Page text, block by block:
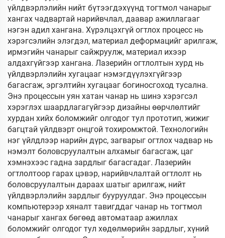
үйлдвэрлэлийн нийт бүтээгдэхүүнд тогтмол чанарыг
хангах чадвартай нарийвчлал, даавар ажиллагааг
нэгэн адил хангана. Хүрэлцэхгүй огтлох процесс нь
хэрэгсэлийн элэгдэл, материал деформацийг арилгаж,
ирмэгийн чанарыг сайжруулж, материал ихээр
алдахгүйгээр хангана. Лазерийн огтлолтын хурд нь
үйлдвэрлэлийн хугацааг нэмэгдүүлэхгүйгээр
багасгаж, эргэлтийн хугацааг богиносгоход тусална.
Энэ процессын уян хатан чанар нь шинэ хэрэгсэл
хэрэглэх шаардлагагүйгээр дизайны өөрчлөлтийг
хурдан хийх боломжийг олгодог тул прототип, жижиг
багцтай үйлдвэрт онцгой тохиромжтой. Технологийн
нэг үйлдлээр нарийн дүрс, загварыг огтлох чадвар нь
нэмэлт боловсруулалтын алхамыг багасгаж, цаг
хэмнэхээс гадна зардлыг багасгадаг. Лазерийн
огтлолтоор гарах цэвэр, нарийвчлалтай огтлолт нь
боловсруулалтын дараах шатыг арилгаж, нийт
үйлдвэрлэлийн зардлыг бууруулдаг. Энэ процессын
компьютерээр хяналт тавигддаг чанар нь тогтмол
чанарыг хангах бөгөөд автоматаар ажиллах
боломжийг олгодог тул хөдөлмөрийн зардлыг, хүний